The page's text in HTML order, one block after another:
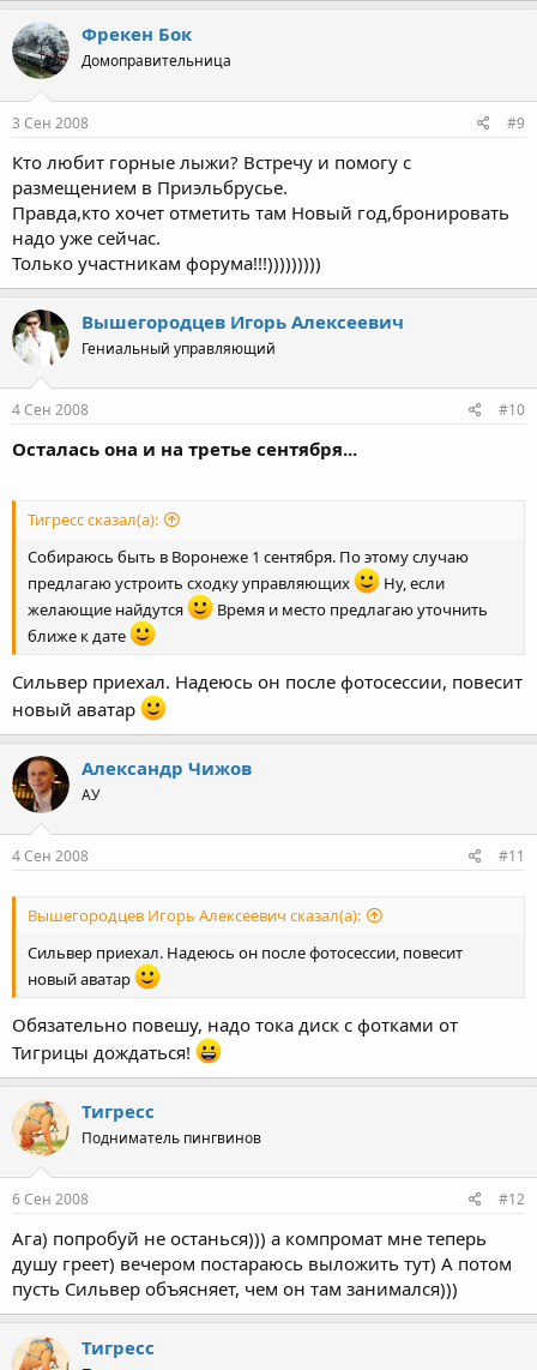
Фрекен Бок
Домоправительница
3 Сен 2008 #9
Кто любит горные лыжи? Встречу и помогу с
размещением в Приэльбрусье.
Правда,кто хочет отметить там Новый год,бронировать
надо уже сейчас.
Только участникам форума!!!)))))))))
Вышегородцев Игорь Алексеевич
Гениальный управляющий
4 Сен 2008 #10
Осталась она и на третье сентября...
Тигресс сказал(а):
Собираюсь быть в Воронеже 1 сентября. По этому случаю
предлагаю устроить сходку управляющих
Ну, если
желающие найдутся
Время и место предлагаю уточнить
ближе к дате
Сильвер приехал. Надеюсь он после фотосессии, повесит
новый аватар
Александр Чижов
АУ
4 Сен 2008 #11
Вышегородцев Игорь Алексеевич сказал(а):
Сильвер приехал. Надеюсь он после фотосессии, повесит
новый аватар
Обязательно повешу, надо тока диск с фотками от
Тигрицы дождаться!
Тигресс
Подниматель пингвинов
6 Сен 2008 #12
Ага) попробуй не останься))) а компромат мне теперь
душу греет) вечером постараюсь выложить тут) А потом
пусть Сильвер объясняет, чем он там занимался)))
Тигресс